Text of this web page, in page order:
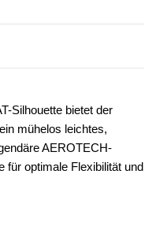
Silhouette bietet der
mühelos leichtes,
AEROTECH-
für optimale Flexibilität und